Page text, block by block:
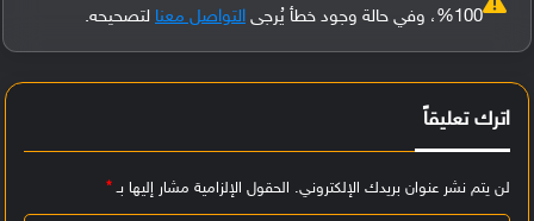
100%، وفي حالة وجود خطأ يُرجى
التواصل معنا لتصحيحه.
اترك تعليقاً
لن يتم نشر عنوان بريدك الإلكتروني. الحقول الإلزامية مشار إليها بـ*